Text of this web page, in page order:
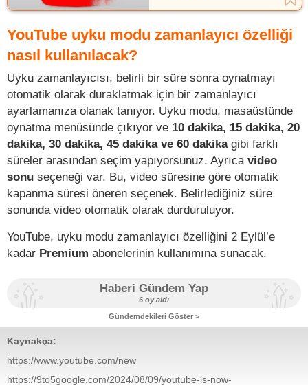
YouTube uyku modu zamanlayıcı özelliği
nasıl kullanılacak?
Uyku zamanlayıcısı, belirli bir süre sonra oynatmayı
otomatik olarak duraklatmak için bir zamanlayıcı
ayarlamanıza olanak tanıyor. Uyku modu, masaüstünde
oynatma menüsünde çıkıyor ve 10 dakika, 15 dakika, 20
dakika, 30 dakika, 45 dakika ve 60 dakikagibi farklı
süreler arasından seçim yapıyorsunuz. Ayrıca video
sonu seçeneği var. Bu, video süresine göre otomatik
kapanma süresi öneren seçenek. Belirlediğiniz süre
sonunda video otomatik olarak durduruluyor.
YouTube, uyku modu zamanlayıcı özelliğini 2 Eylül’e
kadar Premium abonelerinin kullanımına sunacak.
Haberi Gündem Yap
6 oy aldı
Gündemdekileri Göster >
Kaynakça:
https://www.youtube.com/new
https://9to5google.com/2024/08/09/youtube-is-now-